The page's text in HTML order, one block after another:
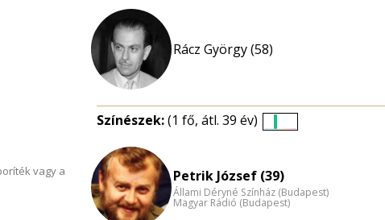
vagy a
Rácz György (58)
Színészek:(1 fő, átl. 39 év)
nagyítása
Petrik József (39)
Állami Déryné Színház (Budapest)
Magyar Rádió (Budapest)